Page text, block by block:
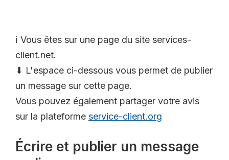
ℹ️ Vous êtes sur une page du site services-
client.net.
⬇ L'espace ci-dessous vous permet de publier
un message sur cette page.
Vous pouvez également partager votre avis
sur la plateforme service-client.org
Écrire et publier un message